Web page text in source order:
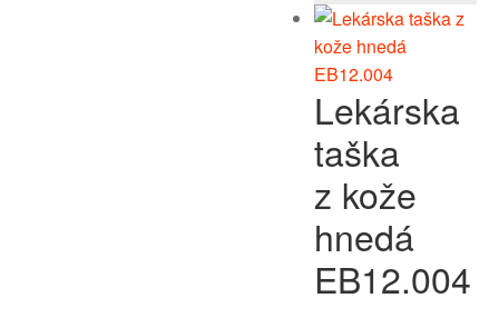
Lekárska
taška
z kože
hnedá
EB12.004